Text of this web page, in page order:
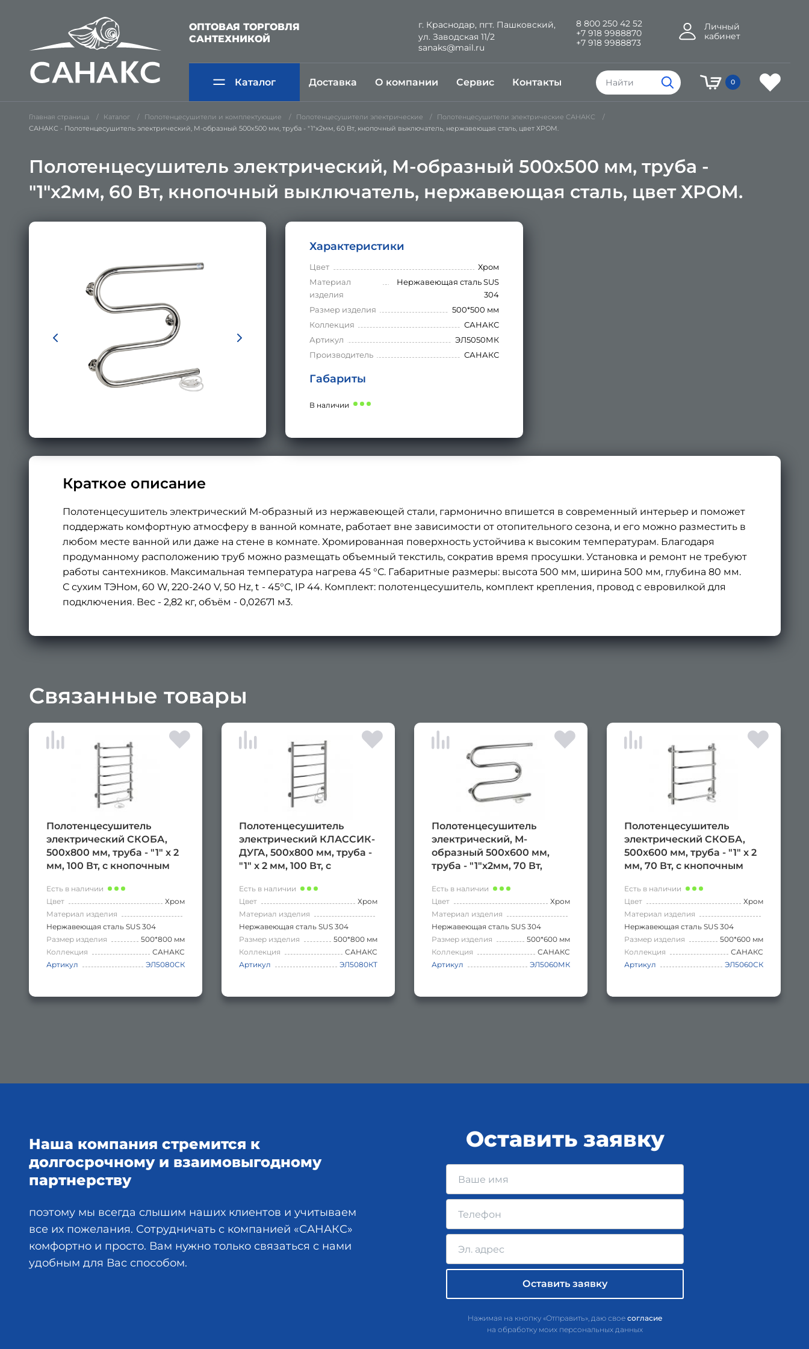
ОПТОВАЯ ТОРГОВЛЯ
САНТЕХНИКОЙ
г. Краснодар, пгт. Пашковский,
ул. Заводская 11/2
sanaks@mail.ru
8 800 250 42 52
+7 918 9988870
+7 918 9988873
Личный
кабинет
Каталог Доставка О компании Сервис Контакты 0
Главная страница Каталог Полотенцесушители и комплектующие Полотенцесушители электрические
Полотенцесушители электрические САНАКС
САНАКС - Полотенцесушитель электрический, М-образный 500х500 мм, труба - "1"x2мм, 60 Вт, кнопочный выключатель, нержавеющая сталь, цвет ХРОМ.
Полотенцесушитель электрический, М-образный 500х500 мм, труба -
"1"x2мм, 60 Вт, кнопочный выключатель, нержавеющая сталь, цвет ХРОМ.
Характеристики
Цвет
Хром
Материал
изделия
Нержавеющая сталь SUS
304
Размер изделия
500*500 мм
Коллекция
САНАКС
Артикул
ЭЛ5050МК
Производитель
САНАКС
Габариты
В наличии
Краткое описание
Полотенцесушитель электрический М-образный из нержавеющей стали, гармонично впишется в современный интерьер и поможет
поддержать комфортную атмосферу в ванной комнате, работает вне зависимости от отопительного сезона, и его можно разместить в
любом месте ванной или даже на стене в комнате. Хромированная поверхность устойчива к высоким температурам. Благодаря
продуманному расположению труб можно размещать объемный текстиль, сократив время просушки. Установка и ремонт не требуют
работы сантехников. Максимальная температура нагрева 45 °С. Габаритные размеры: высота 500 мм, ширина 500 мм, глубина 80 мм.
С сухим ТЭНом, 60 W, 220-240 V, 50 Hz, t - 45°С, IP 44. Комплект: полотенцесушитель, комплект крепления, провод с евровилкой для
подключения. Вес - 2,82 кг, объём - 0,02671 м3.
Связанные товары
Полотенцесушитель
электрический СКОБА,
500х800 мм, труба - "1" x 2
мм, 100 Вт, с кнопочным
нержавеющая сталь, цвет
ХРОМ.
Есть в наличии
Цвет
Хром
Материал изделия
Нержавеющая сталь SUS 304
Размер изделия
500*800 мм
Коллекция
САНАКС
Артикул
ЭЛ5080СК
Полотенцесушитель
электрический КЛАССИК-
ДУГА, 500х800 мм, труба -
"1" x 2 мм, 100 Вт, с
нержавеющая сталь, цвет
ХРОМ.
Есть в наличии
Цвет
Хром
Материал изделия
Нержавеющая сталь SUS 304
Размер изделия
500*800 мм
Коллекция
САНАКС
Артикул
ЭЛ5080КТ
Полотенцесушитель
электрический, М-
образный 500х600 мм,
труба - "1"x2мм, 70 Вт,
нержавеющая сталь, цвет
ХРОМ.
Есть в наличии
Цвет
Хром
Материал изделия
Нержавеющая сталь SUS 304
Размер изделия
500*600 мм
Коллекция
САНАКС
Артикул
ЭЛ5060МК
Полотенцесушитель
электрический СКОБА,
500х600 мм, труба - "1" x 2
мм, 70 Вт, с кнопочным
нержавеющая сталь, цвет
ХРОМ.
Есть в наличии
Цвет
Хром
Материал изделия
Нержавеющая сталь SUS 304
Размер изделия
500*600 мм
Коллекция
САНАКС
Артикул
ЭЛ5060СК
Наша компания стремится к
долгосрочному и взаимовыгодному
партнерству
поэтому мы всегда слышим наших клиентов и учитываем
все их пожелания. Сотрудничать с компанией «САНАКС»
комфортно и просто. Вам нужно только связаться с нами
удобным для Вас способом.
Оставить заявку
Нажимая на кнопку «Отправить», даю свое согласие
на обработку моих персональных данных